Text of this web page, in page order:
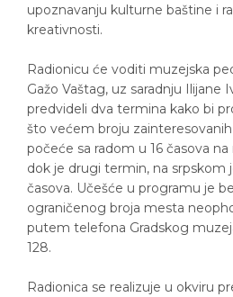
upoznavanju kulturne baštine i
kreativnosti.
Radionicu će voditi muzejska
Gažo Vaštag, uz saradnju Ilijane
predvideli dva termina kako bi
što većem broju
počeće sa radom u 16 časova
dok je drugi termin, na srpskom
časova. Učešće u programu je
ograničenog broja mesta
putem telefona Gradskog
128.
Radionica se realizuje u okviru